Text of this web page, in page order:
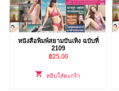
หนังสือพิมพ์สยามบันเทิง ฉบับที่
2109
฿25.00
หยิบใส่ตะกร้า